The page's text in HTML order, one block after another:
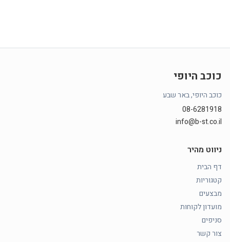
כוכב היופי
כוכב היופי, באר שבע
08-6281918
info@b-st.co.il
ניווט מהיר
דף הבית
קטגוריות
מבצעים
מועדון לקוחות
סניפים
צור קשר